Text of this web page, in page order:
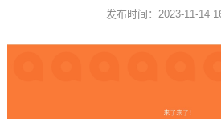
发布时间：2023-11-14